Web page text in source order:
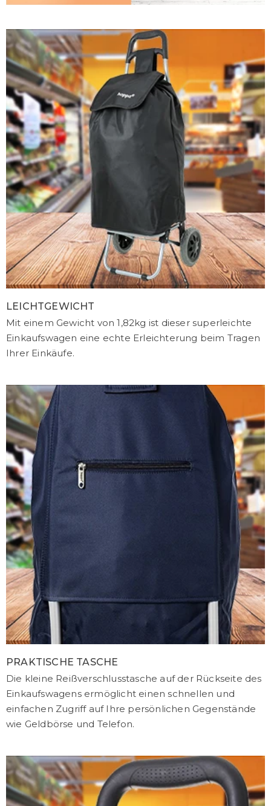
LEICHTGEWICHT
Mit einem Gewicht von 1,82kg ist dieser superleichte
Einkaufswagen eine echte Erleichterung beim Tragen
Ihrer Einkäufe.
PRAKTISCHE TASCHE
Die kleine Reißverschlusstasche auf der Rückseite des
Einkaufswagens ermöglicht einen schnellen und
einfachen Zugriff auf Ihre persönlichen Gegenstände
wie Geldbörse und Telefon.